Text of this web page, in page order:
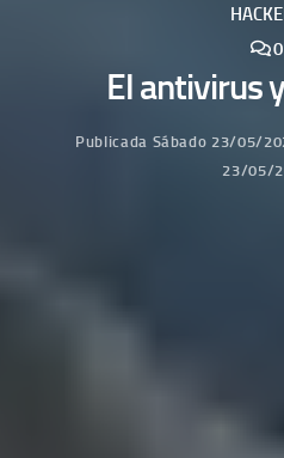
0
El antivirus
Publicada Sábado 23/05/
23/05/